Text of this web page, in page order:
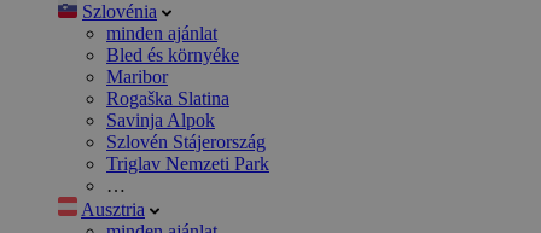
Szlovénia
minden ajánlat
Bled és környéke
Maribor
Rogaška Slatina
Savinja Alpok
Szlovén Stájerország
Triglav Nemzeti Park
…
Ausztria